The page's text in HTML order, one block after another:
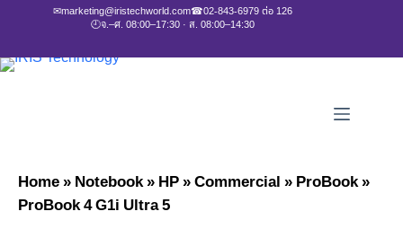
✉marketing@iristechworld.com☎02-843-6979 ต่อ 126
🕘จ.–ศ. 08:00–17:30 · ส. 08:00–14:30
Home»Notebook»HP»Commercial»ProBook»
ProBook 4 G1i Ultra 5